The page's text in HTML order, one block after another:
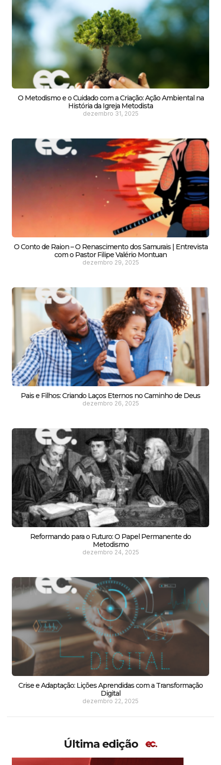
O Metodismo e o Cuidado com a Criação: Ação Ambiental na
História da Igreja Metodista
dezembro 31, 2025
O Conto de Raion – O Renascimento dos Samurais | Entrevista
com o Pastor Filipe Valério Montuan
dezembro 29, 2025
Pais e Filhos: Criando Laços Eternos no Caminho de Deus
dezembro 26, 2025
Reformando para o Futuro: O Papel Permanente do
Metodismo
dezembro 24, 2025
Crise e Adaptação: Lições Aprendidas com a Transformação
Digital
dezembro 22, 2025
Última edição